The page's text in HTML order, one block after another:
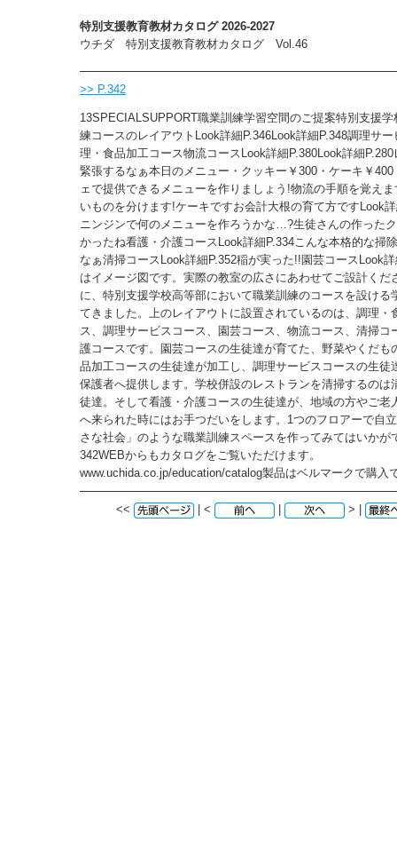
特別支援教育教材カタログ 2026-2027
ウチダ 特別支援教育教材カタログ Vol.46
>> P.342
13SPECIALSUPPORT職業訓練学習空間のご提案特別支援
練コースのレイアウトLook詳細P.346Look詳細P.348調理サ
理・食品加工コース物流コースLook詳細P.380Look詳細
緊張するなぁ本日のメニュー・クッキー￥300・ケーキ￥400
ェで提供できるメニューを作りましょう!物流の手順を覚え
いものを分けます!ケーキですお会計大根の育て方ですLook
ニンジンで何のメニューを作ろうかな…?生徒さんの作った
かったね看護・介護コースLook詳細P.334こんな本格的な掃
なぁ清掃コースLook詳細P.352稲が実った!!園芸コースLook
はイメージ図です。実際の教室の広さにあわせてご設計くだ
に、特別支援学校高等部において職業訓練のコースを設ける
てきました。上のレイアウトに設置されているのは、調理・
ス、調理サービスコース、園芸コース、物流コース、清掃コ
護コースです。園芸コースの生徒達が育てた、野菜やくだも
品加工コースの生徒達が加工し、調理サービスコースの生徒
保護者へ提供します。学校併設のレストランを清掃するのは
徒達。そして看護・介護コースの生徒達が、地域の方やご老
へ来られた時にはお手つだいをします。1つのフロアーで自
さな社会」のような職業訓練スペースを作ってみてはいかが
342WEBからもカタログをご覧いただけます。
www.uchida.co.jp/education/catalog製品はベルマークで購入
<< | < | > |